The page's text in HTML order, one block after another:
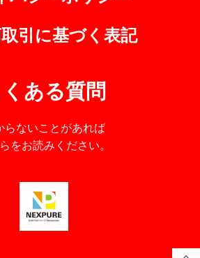
引に基づく表記
ある質問
らないことがあれば
をお読みください。